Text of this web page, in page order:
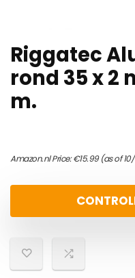
Riggatec
rond 35 x 2
m.
Amazon.nl Price:€15.99(as of 10/